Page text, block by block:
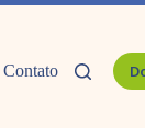
Contato